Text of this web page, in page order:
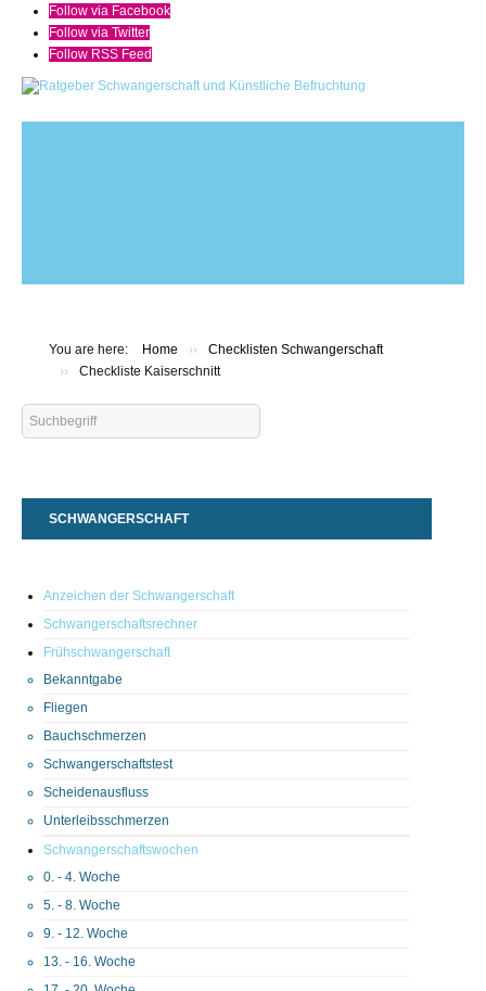
Follow via Facebook
Follow via Twitter
Follow RSS Feed
You are here: Home ››
Checklisten Schwangerschaft
››
Checkliste Kaiserschnitt
Search
...
SCHWANGERSCHAFT
Anzeichen der Schwangerschaft
Schwangerschaftsrechner
Frühschwangerschaft
Bekanntgabe
Fliegen
Bauchschmerzen
Schwangerschaftstest
Scheidenausfluss
Unterleibsschmerzen
Schwangerschaftswochen
0. - 4. Woche
5. - 8. Woche
9. - 12. Woche
13. - 16. Woche